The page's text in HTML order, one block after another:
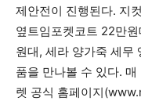
제안전이 진행된다. 지
옆트임포켓코트 22만
원대, 세라 양가죽 세무
품을 만나볼 수 있다.
렛 공식 홈페이지